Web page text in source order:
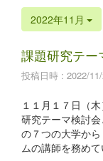
2022年11月
課題研究テー
投稿日時 : 2022/
１１月１７日（
研究テーマ検討
の７つの大学か
ムの講師を務めて